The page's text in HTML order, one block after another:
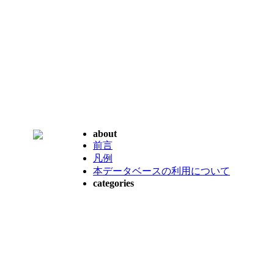
about
前言
凡例
本データベースの利用について
categories